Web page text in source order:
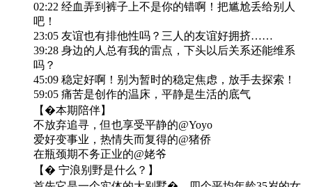
02:22 经血弄到裤子上不是你的错啊！把尴尬丢给别人
吧！
23:05 友谊也有排他性吗？三人的友谊好拥挤……
39:28 身边的人总有我的雷点，下头以后关系还能维系
吗？
45:09 稳定好啊！别为暂时的稳定焦虑，放手去探索！
59:05 痛苦是创作的温床，平静是生活的底气
【�️本期陪伴】
不放弃追寻，但也享受平静的@Yoyo
爱好变事业，热情失而复得的@猪侨
在瓶颈期不务正业的@姥爷
【� 宁浪别野是什么？】